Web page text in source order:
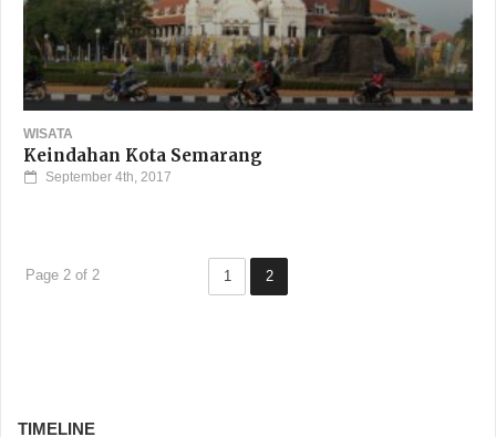
WISATA
Keindahan Kota Semarang
September 4th, 2017
Page 2 of 2 1 2
TIMELINE